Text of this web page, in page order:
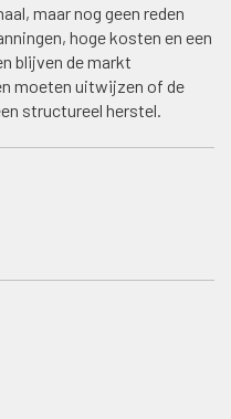
maar nog geen reden
hoge kosten en een
blijven de markt
moeten uitwijzen of de
structureel herstel.